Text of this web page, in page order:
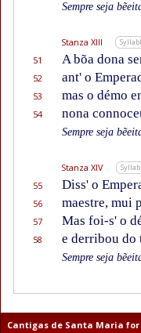
Sempre seja
Stanza XIII
51 A bõa dona
52
ant' o
53
mas o démo
54
nona
Sempre seja
Stanza XIV
55 Diss' o
56
maestre, mui
57
Mas foi-s' o
58
e derribou do
Sempre seja
Cantigas de Santa Maria for